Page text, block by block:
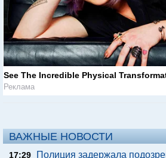
See The Incredible Physical
Реклама
ВАЖНЫЕ НОВОСТИ
17:29
Полиция задержала